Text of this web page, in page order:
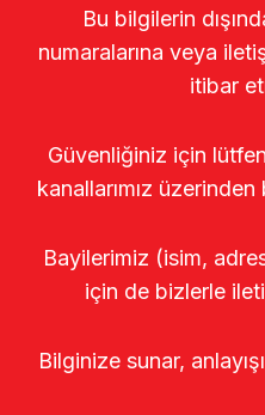
Bu bilgilerin
numaralarına veya
itibar
Güvenliğiniz için
kanallarımız
Bayilerimiz (isim,
için de bizlerle
Bilginize sunar,